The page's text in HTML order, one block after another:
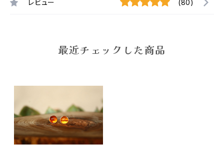
レビュー (80)
最近チェックした商品